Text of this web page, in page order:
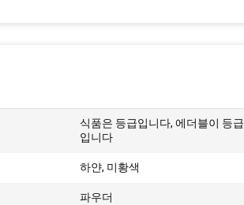
식품은 등급입니다, 에더블이 등급
입니다
하얀, 미황색
파우더